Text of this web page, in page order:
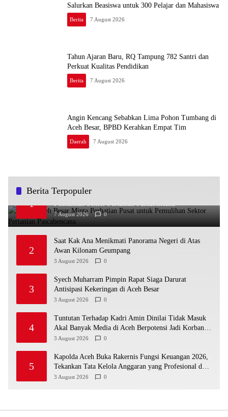
Salurkan Beasiswa untuk 300 Pelajar dan Mahasiswa
Berita 7 August 2026
Tahun Ajaran Baru, RQ Tampung 782 Santri dan
Perkuat Kualitas Pendidikan
Berita 7 August 2026
Angin Kencang Sebabkan Lima Pohon Tumbang di
Aceh Besar, BPBD Kerahkan Empat Tim
Daerah 7 August 2026
Berita Terpopuler
1
Bupati Aceh Besar Minta Perhatian Pusat untuk
Pemulihan Sektor Pertanian Pascabencana
7 August 2026 0
2
Saat Kak Ana Menikmati Panorama Negeri di Atas
Awan Kilonam Geumpang
3 August 2026 0
3
Syech Muharram Pimpin Rapat Siaga Darurat
Antisipasi Kekeringan di Aceh Besar
3 August 2026 0
4
Tuntutan Terhadap Kadri Amin Dinilai Tidak Masuk
Akal Banyak Media di Aceh Berpotensi Jadi Korban
Selanjutnya
3 August 2026 0
5
Kapolda Aceh Buka Rakernis Fungsi Keuangan 2026,
Tekankan Tata Kelola Anggaran yang Profesional dan
Akuntabel
3 August 2026 0